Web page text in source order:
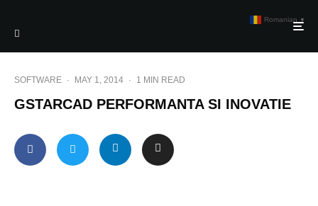
SOFTWARE · MAY 1, 2014 · 1 MIN READ
GSTARCAD PERFORMANTA SI INOVATIE
Romanian ▼